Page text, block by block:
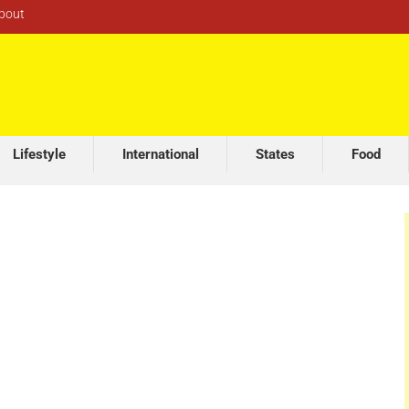
Lifestyle International States Food